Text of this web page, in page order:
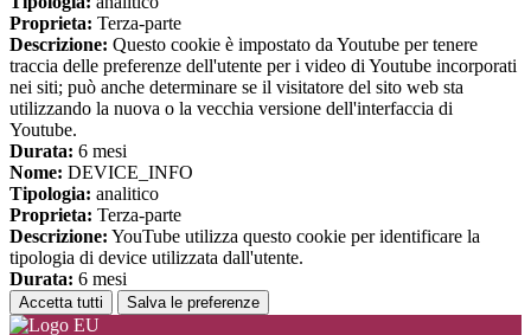
Proprieta: Terza-parte
Descrizione: Questo cookie è impostato da Youtube per tenere
traccia delle preferenze dell'utente per i video di Youtube incorporati
nei siti; può anche determinare se il visitatore del sito web sta
utilizzando la nuova o la vecchia versione dell'interfaccia di
Youtube.
Durata: 6 mesi
Nome: DEVICE_INFO
Tipologia: analitico
Proprieta: Terza-parte
Descrizione: YouTube utilizza questo cookie per identificare la
tipologia di device utilizzata dall'utente.
Durata: 6 mesi
Accetta tutti Salva le preferenze